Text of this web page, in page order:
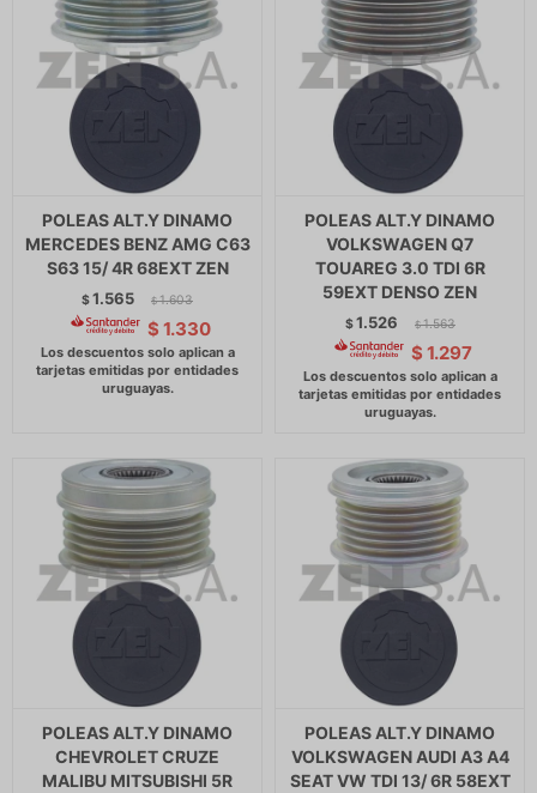
POLEAS ALT.Y DINAMO
MERCEDES BENZ AMG C63
S63 15/ 4R 68EXT ZEN
$1.565 $ 1.603
$ 1.330
POLEAS ALT.Y DINAMO
VOLKSWAGEN Q7
TOUAREG 3.0 TDI 6R
59EXT DENSO ZEN
$1.526 $ 1.563
$ 1.297
POLEAS ALT.Y DINAMO
CHEVROLET CRUZE
MALIBU MITSUBISHI 5R
POLEAS ALT.Y DINAMO
VOLKSWAGEN AUDI A3 A4
SEAT VW TDI 13/ 6R 58EXT